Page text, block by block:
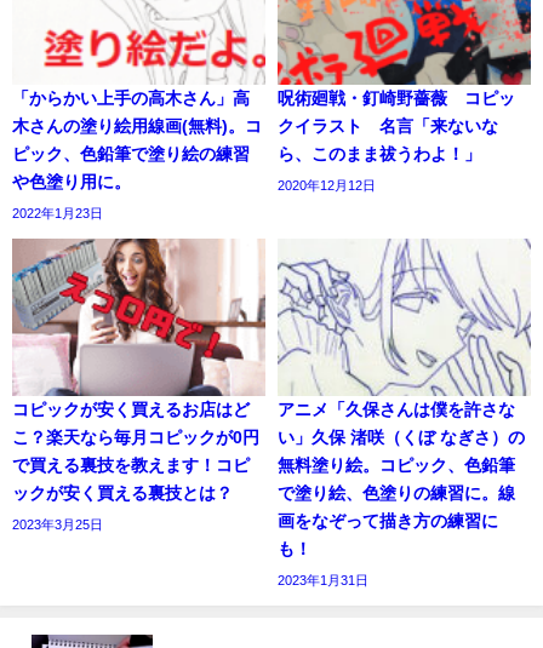
「からかい上手の高木さん」高
木さんの塗り絵用線画(無料)。コ
ピック、色鉛筆で塗り絵の練習
や色塗り用に。
2022年1月23日
呪術廻戦・釘崎野薔薇 コピッ
クイラスト 名言「来ないな
ら、このまま祓うわよ！」
2020年12月12日
コピックが安く買えるお店はど
こ？楽天なら毎月コピックが0円
で買える裏技を教えます！コピ
ックが安く買える裏技とは？
2023年3月25日
アニメ「久保さんは僕を許さな
い」久保 渚咲（くぼ なぎさ）の
無料塗り絵。コピック、色鉛筆
で塗り絵、色塗りの練習に。線
画をなぞって描き方の練習に
も！
2023年1月31日